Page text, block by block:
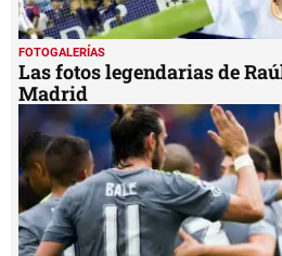
FOTOGALERÍAS
Las fotos legendarias de
Madrid